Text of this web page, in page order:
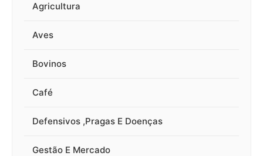
Agricultura
Aves
Bovinos
Café
Defensivos ,Pragas E Doenças
Gestão E Mercado